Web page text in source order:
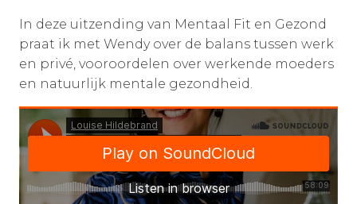
In deze uitzending van Mentaal Fit en Gezond
praat ik met Wendy over de balans tussen werk
en privé, vooroordelen over werkende moeders
en natuurlijk mentale gezondheid.